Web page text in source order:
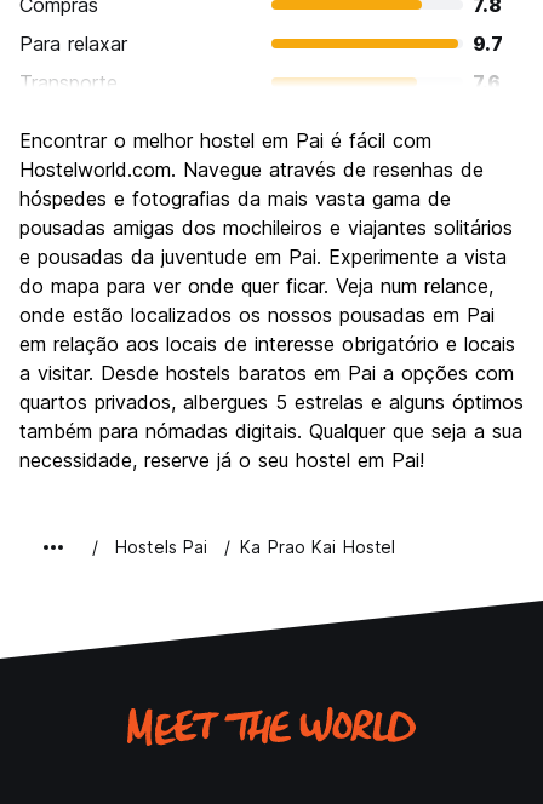
Compras
7.8
Para relaxar
9.7
Transporte
7.6
Cultura
8.1
Festas / vida noturna
Custo-beneficio
9.2
Encontrar o melhor hostel em Pai é fácil com
Hostelworld.com. Navegue através de resenhas de
hóspedes e fotografias da mais vasta gama de
pousadas amigas dos mochileiros e viajantes solitários
e pousadas da juventude em Pai. Experimente a vista
do mapa para ver onde quer ficar. Veja num relance,
onde estão localizados os nossos pousadas em Pai
em relação aos locais de interesse obrigatório e locais
a visitar. Desde hostels baratos em Pai a opções com
quartos privados, albergues 5 estrelas e alguns óptimos
também para nómadas digitais. Qualquer que seja a sua
necessidade, reserve já o seu hostel em Pai!
Hostels Pai Ka Prao Kai Hostel